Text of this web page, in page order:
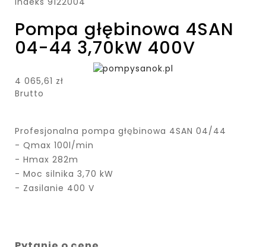
Pompa głębinowa 4SAN
04-44 3,70kW 400V
4 065,61 zł
Brutto
Profesjonalna pompa głębinowa 4SAN 04/44
- Qmax 100l/min
- Hmax 282m
- Moc silnika 3,70 kW
- Zasilanie 400 V